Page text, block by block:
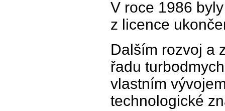
V roce 1986
z licence
Dalším rozvoj a
řadu
vlastním
technologické